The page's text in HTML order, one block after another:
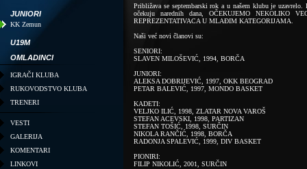
JUNIORI
KK Zemun
U19M
OMLADINCI
IGRAČI KLUBA
RUKOVODSTVO KLUBA
TRENERI
VESTI
GALERIJA
KOMENTARI
LINKOVI
Približava se septembarski rok a u našem klubu je
očekuju narednih dana, OČEKUJEMO NEKOLIKO
REPREZENTATIVACA U MLAĐIM KATEGORIJAMA.
Naši već novi članovi su:
SENIORI:
SLAVEN MILOŠEVIĆ, 1994, BORČA
JUNIORI:
ALEKSA DOBRIJEVIĆ, 1997, OKK BEOGRAD
PETAR BALEVIĆ, 1997, MONDO BASKET
KADETI:
VELJKO ILIĆ, 1998, ZLATAR NOVA VAROŠ
STEFAN ACEVSKI, 1998, PARTIZAN
STEFAN TOŠIĆ, 1998, SURČIN
NIKOLA RANČIĆ, 1998, BORČA
RADONJA SPALEVIĆ, 1999, DIV BASKET
PIONIRI:
FILIP NIKOLIĆ, 2001, SURČIN